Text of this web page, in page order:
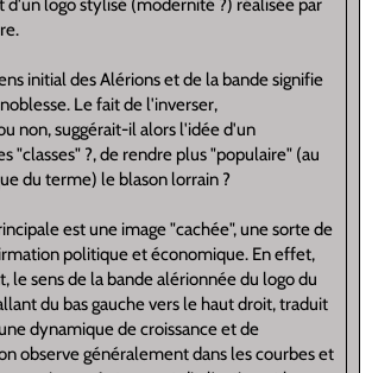
d'un logo stylisé (modernité ?) réalisée par
initial des Alérions et de la bande signifie
Le fait de l'inverser,
non, suggérait-il alors l'idée d'un
"classes" ?, de rendre plus "populaire" (au
du terme) le blason lorrain ?
est une image "cachée", une sorte de
politique et économique. En effet,
le sens de la bande alérionnée du logo du
du bas gauche vers le haut droit, traduit
dynamique de croissance et de
observe généralement dans les courbes et